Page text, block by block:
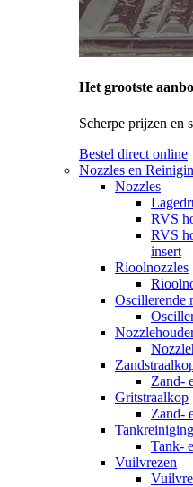
Het grootste
Scherpe prijzen en
Bestel direct online
Nozzles en
Nozzles
RVS
RVS
insert
Rioolnozzles
Oscillerende
Zand-
Gritstraalkop
Zand-
Tank-
Vuilvrezen